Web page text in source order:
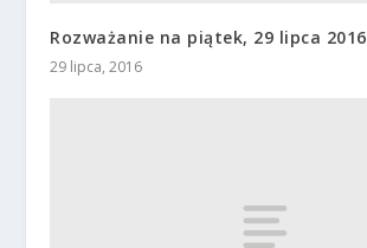
Rozważanie na piątek, 29 lipca 2016
29 lipca, 2016